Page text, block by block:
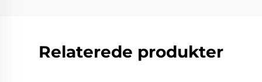
Relaterede produkter